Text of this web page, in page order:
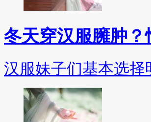
冬天穿汉服臃肿
汉服妹子们基本选